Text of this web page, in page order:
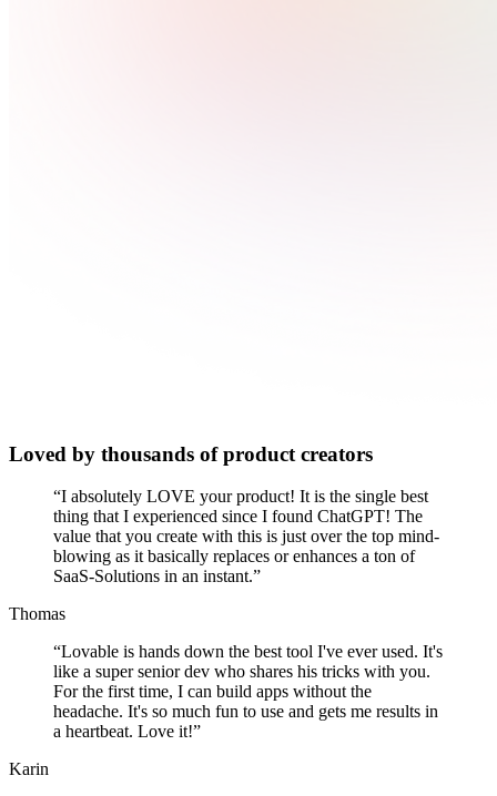
Loved by thousands of product creators
“I absolutely LOVE your product! It is the single best
thing that I experienced since I found ChatGPT! The
value that you create with this is just over the top mind-
blowing as it basically replaces or enhances a ton of
SaaS-Solutions in an instant.”
Thomas
“Lovable is hands down the best tool I've ever used. It's
like a super senior dev who shares his tricks with you.
For the first time, I can build apps without the
headache. It's so much fun to use and gets me results in
a heartbeat. Love it!”
Karin